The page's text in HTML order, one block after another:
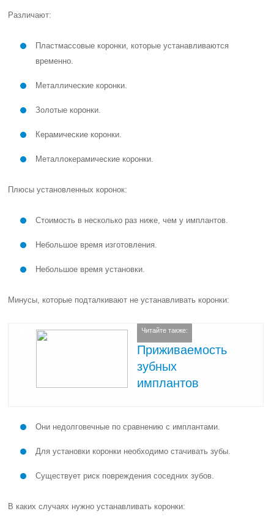
Различают:
Пластмассовые коронки, которые устанавливаются
временно.
Металлические коронки.
Золотые коронки.
Керамические коронки.
Металлокерамические коронки.
Плюсы установленных коронок:
Стоимость в несколько раз ниже, чем у имплантов.
Небольшое время изготовления.
Небольшое время установки.
Минусы, которые подталкивают не устанавливать коронки:
Читайте также:
Приживаемость
зубных
имплантов
Они недолговечные по сравнению с имплантами.
Для установки коронки необходимо стачивать зубы.
Существует риск повреждения соседних зубов.
В каких случаях нужно устанавливать коронки: